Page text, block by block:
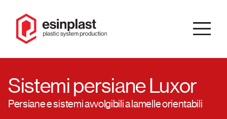
EN
Sistemi persiane Luxor
Persiane e sistemi avvolgibili a lamelle orientabili